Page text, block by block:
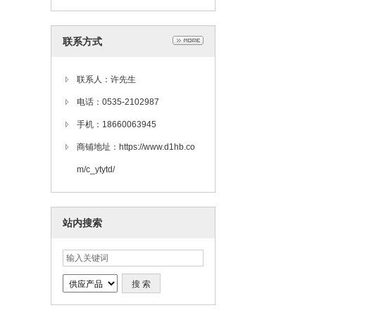
联系方式
联系人：许先生
电话：0535-2102987
手机：18660063945
商铺地址：https://www.d1hb.co
m/c_ytytd/
站内搜索